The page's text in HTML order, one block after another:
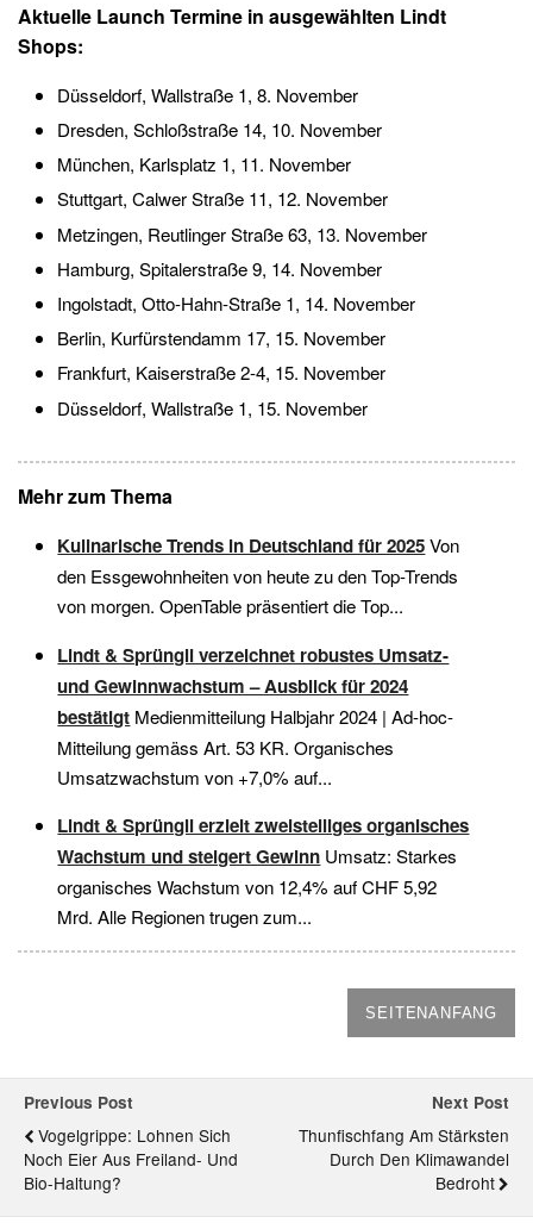
Aktuelle Launch Termine in ausgewählten Lindt
Shops:
Düsseldorf, Wallstraße 1, 8. November
Dresden, Schloßstraße 14, 10. November
München, Karlsplatz 1, 11. November
Stuttgart, Calwer Straße 11, 12. November
Metzingen, Reutlinger Straße 63, 13. November
Hamburg, Spitalerstraße 9, 14. November
Ingolstadt, Otto-Hahn-Straße 1, 14. November
Berlin, Kurfürstendamm 17, 15. November
Frankfurt, Kaiserstraße 2-4, 15. November
Düsseldorf, Wallstraße 1, 15. November
Mehr zum Thema
Kulinarische Trends in Deutschland für 2025Von
den Essgewohnheiten von heute zu den Top-Trends
von morgen. OpenTable präsentiert die Top...
Lindt & Sprüngli verzeichnet robustes Umsatz-
und Gewinnwachstum – Ausblick für 2024
bestätigt Medienmitteilung Halbjahr 2024 | Ad-hoc-
Mitteilung gemäss Art. 53 KR. Organisches
Umsatzwachstum von +7,0% auf...
Lindt & Sprüngli erzielt zweistelliges organisches
Wachstum und steigert Gewinn Umsatz: Starkes
organisches Wachstum von 12,4% auf CHF 5,92
Mrd. Alle Regionen trugen zum...
SEITENANFANG
Previous Post
Vogelgrippe: Lohnen Sich
Noch Eier Aus Freiland- Und
Bio-Haltung?
Next Post
Thunfischfang Am Stärksten
Durch Den Klimawandel
Bedroht